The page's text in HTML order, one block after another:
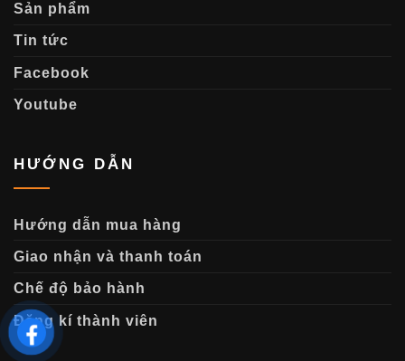
Sản phẩm
Tin tức
Facebook
Youtube
HƯỚNG DẪN
Hướng dẫn mua hàng
Giao nhận và thanh toán
Chế độ bảo hành
Đăng kí thành viên